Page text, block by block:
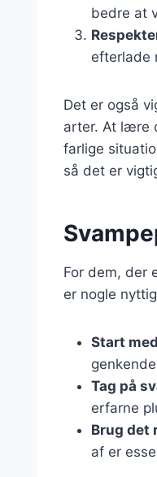
bedre at
efterlade
Det er også
arter. At lære
farlige
så det er
For dem, der
er nogle
Start
Tag på
erfarne
Brug det
af er